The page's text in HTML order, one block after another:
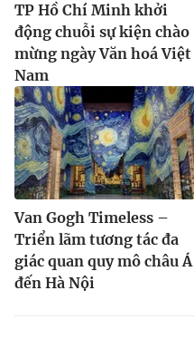
TP Hồ Chí Minh khởi
động chuỗi sự kiện chào
mừng ngày Văn hoá Việt
Nam
Van Gogh Timeless –
Triển lãm tương tác đa
giác quan quy mô châu Á
đến Hà Nội